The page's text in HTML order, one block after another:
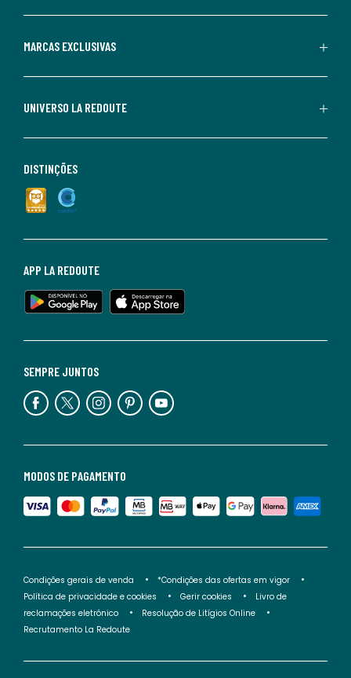
MARCAS EXCLUSIVAS
UNIVERSO LA REDOUTE
MODOS DE PAGAMENTO
SEMPRE JUNTOS
APP LA REDOUTE
DISTINÇÕES
Condições gerais de venda
*Condições das ofertas em vigor
Política de privacidade e cookies
Gerir cookies
Livro de
reclamações eletrónico
Resolução de Litígios Online
Recrutamento La Redoute